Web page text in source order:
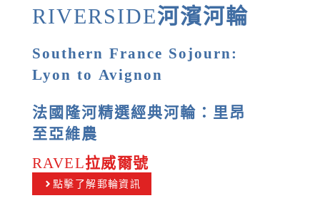
RIVERSIDE河濱河輪
Southern France Sojourn:
Lyon to Avignon
法國隆河精選經典河輪：里昂
至亞維農
RAVEL拉威爾號
點擊了解郵輪資訊